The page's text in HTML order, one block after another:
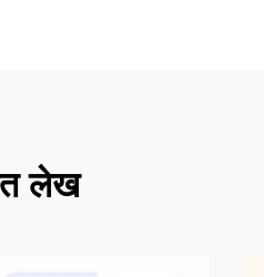
लेख